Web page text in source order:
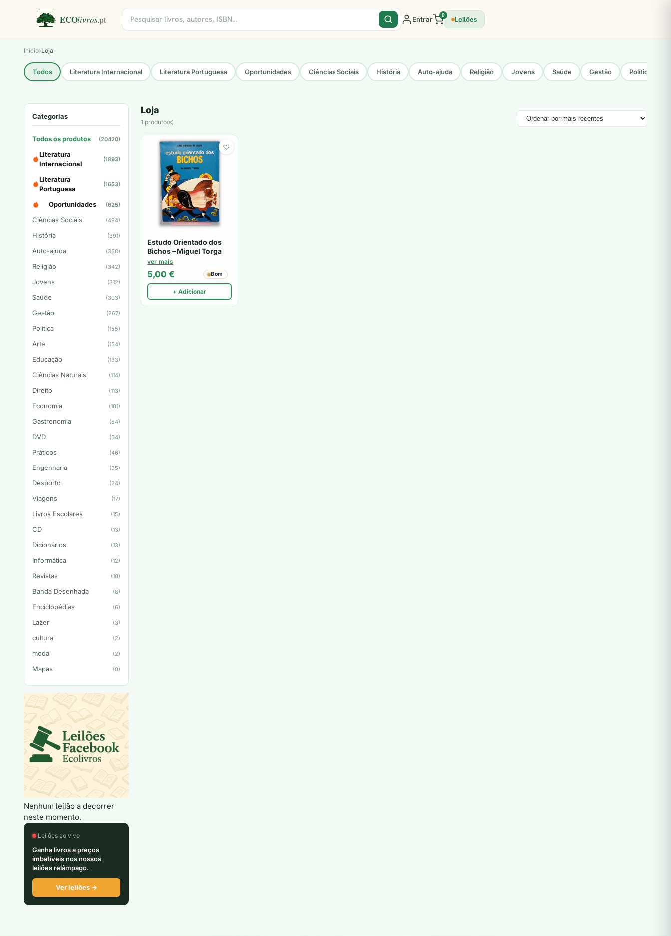
Entrar 0 Leilões
Início›Loja
Todos Literatura Internacional Literatura Portuguesa Oportunidades Ciências Sociais História Auto-ajuda Religião Jovens Saúde Gestão Política
Categorias
Todos os produtos (20420)
Literatura
Internacional
(1893)
Literatura
Portuguesa
(1653)
Oportunidades (625)
Ciências Sociais (494)
História (391)
Auto-ajuda (368)
Religião (342)
Jovens (312)
Saúde (303)
Gestão (267)
Política (155)
Arte (154)
Educação (133)
Ciências Naturais (114)
Direito (113)
Economia (101)
Gastronomia (84)
DVD (54)
Práticos (46)
Engenharia (35)
Desporto (24)
Viagens (17)
Livros Escolares (15)
CD (13)
Dicionários (13)
Informática (12)
Revistas (10)
Banda Desenhada (8)
Enciclopédias (6)
Lazer (3)
cultura (2)
moda (2)
Mapas (0)
Nenhum leilão a decorrer
neste momento.
Leilões ao vivo
Ganha livros a preços
imbatíveis nos nossos
leilões relâmpago.
Ver leilões →
Loja
1 produto(s)
♡
Estudo Orientado dos
Bichos – Miguel Torga
ver mais
5,00 € Bom
+ Adicionar